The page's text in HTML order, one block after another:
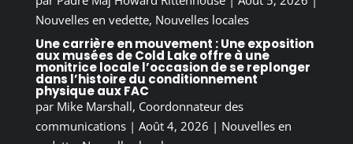
Nouvelles en vedette, Nouvelles locales
Une carrière en mouvement : Une exposition
aux musées de Cold Lake offre à une
monitrice locale l’occasion de se replonger
dans l’histoire du conditionnement
physique aux FAC
par Mike Marshall, Coordonnateur des
communications| Août 4, 2026 | Nouvelles en